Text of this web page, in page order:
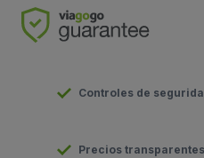
Controles de
Precios transparentes